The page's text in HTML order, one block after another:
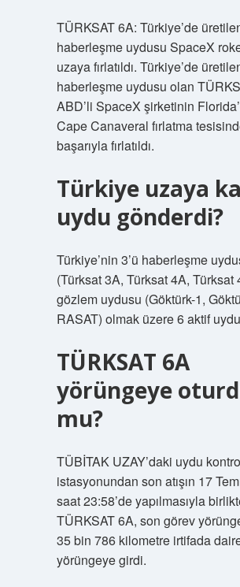
TÜRKSAT 6A: Türkiye’de
haberleşme uydusu SpaceX
uzaya fırlatıldı. Türkiye’de
haberleşme uydusu olan
ABD’li SpaceX şirketinin
Cape Canaveral fırlatma
başarıyla fırlatıldı.
Türkiye uzaya
uydu gönderdi?
Türkiye’nin 3’ü haberleşme
(Türksat 3A, Türksat 4A, Türksat
gözlem uydusu (Göktürk-1,
RASAT) olmak üzere 6 aktif
TÜRKSAT 6A
yörüngeye
mu?
TÜBİTAK UZAY’daki uydu
istasyonundan son atışın 17
saat 23:58’de yapılmasıyla
TÜRKSAT 6A, son görev
35 bin 786 kilometre irtifada
yörüngeye girdi.